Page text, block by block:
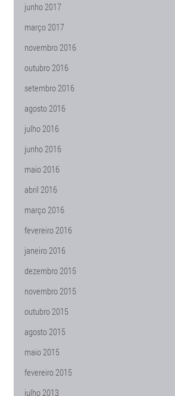
junho 2017
março 2017
novembro 2016
outubro 2016
setembro 2016
agosto 2016
julho 2016
junho 2016
maio 2016
abril 2016
março 2016
fevereiro 2016
janeiro 2016
dezembro 2015
novembro 2015
outubro 2015
agosto 2015
maio 2015
fevereiro 2015
julho 2013